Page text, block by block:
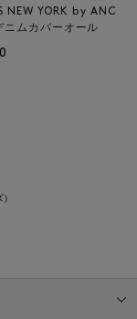
NEW YORK by ANC
ムカバーオール